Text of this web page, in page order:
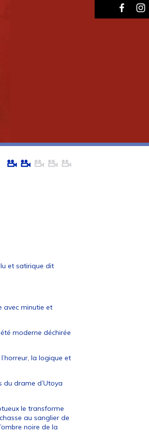
et satirique dit
avec minutie et
moderne déchirée
la logique et
drame d’Utoya
le transforme
au sanglier de
noire de la